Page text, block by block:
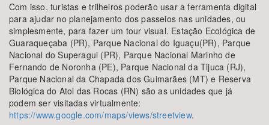
BUSCAR
Com isso, turistas e trilheiros poderão usar a ferramenta digital
para ajudar no planejamento dos passeios nas unidades, ou
simplesmente, para fazer um tour visual. Estação Ecológica de
Guaraqueçaba (PR), Parque Nacional do Iguaçu(PR), Parque
Nacional do Superagui (PR), Parque Nacional Marinho de
Fernando de Noronha (PE), Parque Nacional da Tijuca (RJ),
Parque Nacional da Chapada dos Guimarães (MT) e Reserva
Biológica do Atol das Rocas (RN) são as unidades que já
podem ser visitadas virtualmente:
https://www.google.com/maps/views/streetview.